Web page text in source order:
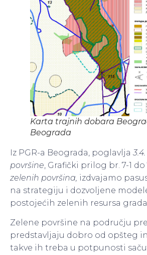
Karta trajnih dobara
Beograda
Iz PGR-a Beograda, poglavlja
površine , Grafički prilog br. 7-1 do
zelenih površina, izdvajamo
na strategiju i dozvoljene
postojećih zelenih resursa
Zelene površine na području
predstavljaju dobro od opšteg
takve ih treba u potpunosti